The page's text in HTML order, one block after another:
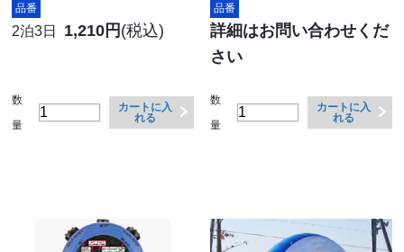
品番
2泊3日 1,210円 (税込)
数
量
カートに入
れる
品番
詳細はお問い合わせくだ
さい
数
量
カートに入
れる